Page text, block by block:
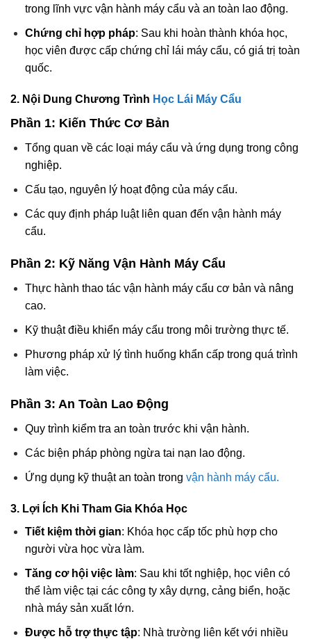
trong lĩnh vực vận hành máy cẩu và an toàn lao động.
Chứng chỉ hợp pháp: Sau khi hoàn thành khóa học,
học viên được cấp chứng chỉ lái máy cẩu, có giá trị toàn
quốc.
2. Nội Dung Chương Trình Học Lái Máy Cẩu
Phần 1: Kiến Thức Cơ Bản
Tổng quan về các loại máy cẩu và ứng dụng trong công
nghiệp.
Cấu tạo, nguyên lý hoạt động của máy cẩu.
Các quy định pháp luật liên quan đến vận hành máy
cẩu.
Phần 2: Kỹ Năng Vận Hành Máy Cẩu
Thực hành thao tác vận hành máy cẩu cơ bản và nâng
cao.
Kỹ thuật điều khiển máy cẩu trong môi trường thực tế.
Phương pháp xử lý tình huống khẩn cấp trong quá trình
làm việc.
Phần 3: An Toàn Lao Động
Quy trình kiểm tra an toàn trước khi vận hành.
Các biện pháp phòng ngừa tai nạn lao động.
Ứng dụng kỹ thuật an toàn trong vận hành máy cẩu.
3. Lợi Ích Khi Tham Gia Khóa Học
Tiết kiệm thời gian: Khóa học cấp tốc phù hợp cho
người vừa học vừa làm.
Tăng cơ hội việc làm: Sau khi tốt nghiệp, học viên có
thể làm việc tại các công ty xây dựng, cảng biển, hoặc
nhà máy sản xuất lớn.
Được hỗ trợ thực tập: Nhà trường liên kết với nhiều